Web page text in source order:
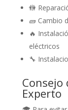
🚻
🧱 Cambio
🔥
eléctricos
🔧
Consejo
Experto